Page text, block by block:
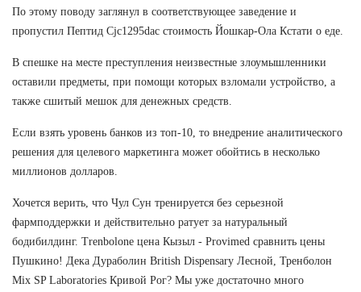
По этому поводу заглянул в соответствующее заведение и
пропустил Пептид Cjc1295dac стоимость Йошкар-Ола Кстати о еде.
В спешке на месте преступления неизвестные злоумышленники
оставили предметы, при помощи которых взломали устройство, а
также сшитый мешок для денежных средств.
Если взять уровень банков из топ-10, то внедрение аналитического
решения для целевого маркетинга может обойтись в несколько
миллионов долларов.
Хочется верить, что Чул Сун тренируется без серьезной
фармподдержки и действительно ратует за натуральный
бодибилдинг. Trenbolone цена Кызыл - Provimed сравнить цены
Пушкино! Дека Дураболин British Dispensary Лесной, Тренболон
Mix SP Laboratories Кривой Рог? Мы уже достаточно много